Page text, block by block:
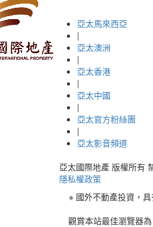
亞太馬來西亞
|
亞太澳洲
|
亞太香港
|
亞太中國
|
亞太官方粉絲團
|
亞太影音頻道
亞太國際地產 版權所有
隱私權政策
※ 國外不動產投資，
觀賞本站最佳瀏覽器